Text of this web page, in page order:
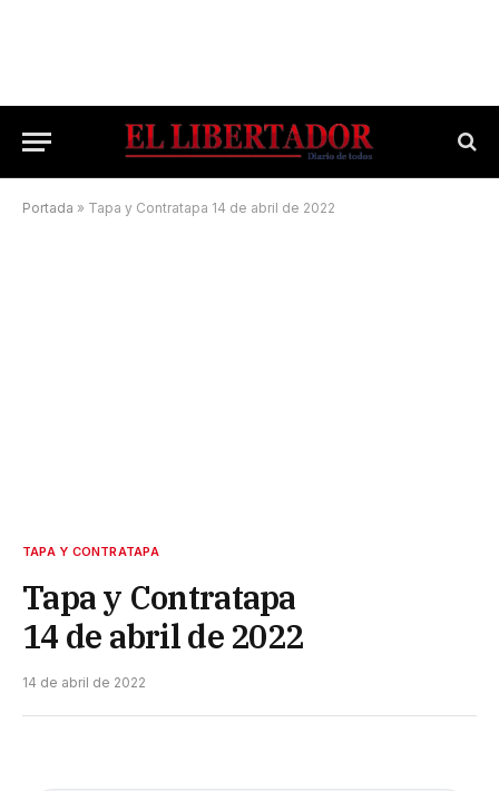
Portada » Tapa y Contratapa 14 de abril de 2022
TAPA Y CONTRATAPA
Tapa y Contratapa
14 de abril de 2022
14 de abril de 2022